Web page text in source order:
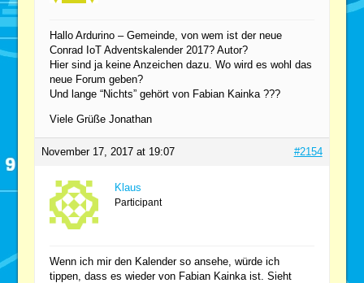
Hallo Ardurino – Gemeinde, von wem ist der neue
Conrad IoT Adventskalender 2017? Autor?
Hier sind ja keine Anzeichen dazu. Wo wird es wohl das
neue Forum geben?
Und lange “Nichts” gehört von Fabian Kainka ???
Viele Grüße Jonathan
November 17, 2017 at 19:07 #2154
Klaus
Participant
Wenn ich mir den Kalender so ansehe, würde ich
tippen, dass es wieder von Fabian Kainka ist. Sieht